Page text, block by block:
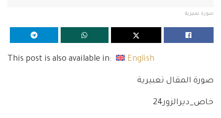
صورة تعبيرية
This post is also available in: English
صورة المقال تعبيرية
خاص_ديرالزور24